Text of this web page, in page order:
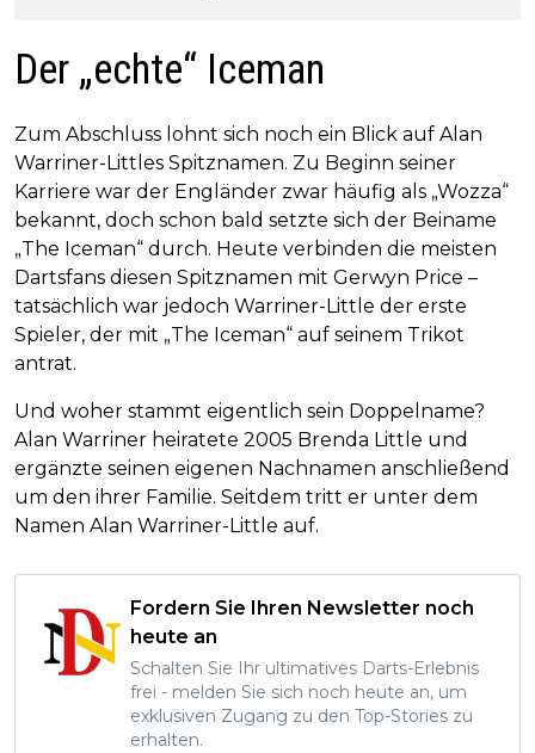
Der „echte“ Iceman
Zum Abschluss lohnt sich noch ein Blick auf Alan
Warriner-Littles Spitznamen. Zu Beginn seiner
Karriere war der Engländer zwar häufig als „Wozza“
bekannt, doch schon bald setzte sich der Beiname
„The Iceman“ durch. Heute verbinden die meisten
Dartsfans diesen Spitznamen mit Gerwyn Price –
tatsächlich war jedoch Warriner-Little der erste
Spieler, der mit „The Iceman“ auf seinem Trikot
antrat.
Und woher stammt eigentlich sein Doppelname?
Alan Warriner heiratete 2005 Brenda Little und
ergänzte seinen eigenen Nachnamen anschließend
um den ihrer Familie. Seitdem tritt er unter dem
Namen Alan Warriner-Little auf.
Fordern Sie Ihren Newsletter noch
heute an
Schalten Sie Ihr ultimatives Darts-Erlebnis
frei - melden Sie sich noch heute an, um
exklusiven Zugang zu den Top-Stories zu
erhalten.